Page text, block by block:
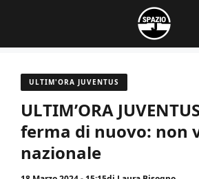
contenuto
ULTIM'ORA JUVENTUS
ULTIM’ORA
ferma di nuovo: non
nazionale